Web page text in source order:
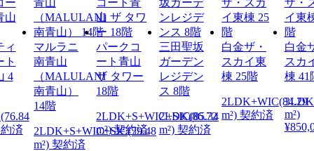
ィ
ト
4
済
マルラニ
南青山
（MALULANI
南青山）
14階
2LDK+S+WIC+SIC(79.48
m²) 契約済
パークコ
ート青山
ザ タワー
18階
2LDK+S+WIC+SIC(85.34
m²) 契約済
三田聖坂
ガーデン
レジデン
ス 8階
2LDK(86.72
m²) 契約済
白金ザ・
スカイ東
棟 25階
2LDK+WIC(84.29
m²) 契約済
白金
スカ
棟 41
m²)